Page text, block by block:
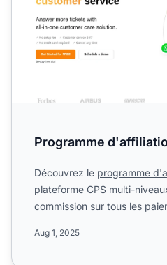
Programme
Découvrez le programme
plateforme CPS multi-
commission sur tous les
Aug 1, 2025